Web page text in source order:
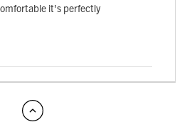
it's perfectly